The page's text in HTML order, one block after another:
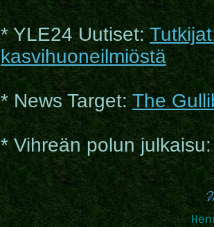
* YLE24 Uutiset:
kasvihuoneilmiöstä
* News Target:The
* Vihreän polun